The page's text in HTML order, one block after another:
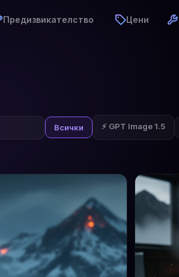
Предизвикателство Цени
Всички ⚡ GPT Image 1.5